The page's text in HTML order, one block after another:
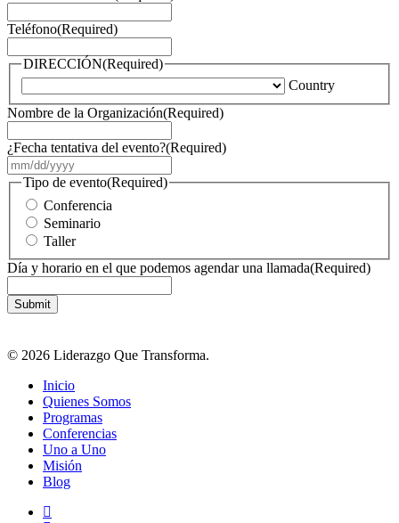
Teléfono(Required)
DIRECCIÓN(Required)
Country
Nombre de la Organización(Required)
¿Fecha tentativa del evento?(Required)
slash
Tipo de evento(Required)
Conferencia
Seminario
Taller
Día y horario en el que podemos agendar una llamada(Required)
© 2026 Liderazgo Que Transforma.
Close
Menu
Inicio
Quienes Somos
Programas
Conferencias
Uno a Uno
Misión
Blog
facebook